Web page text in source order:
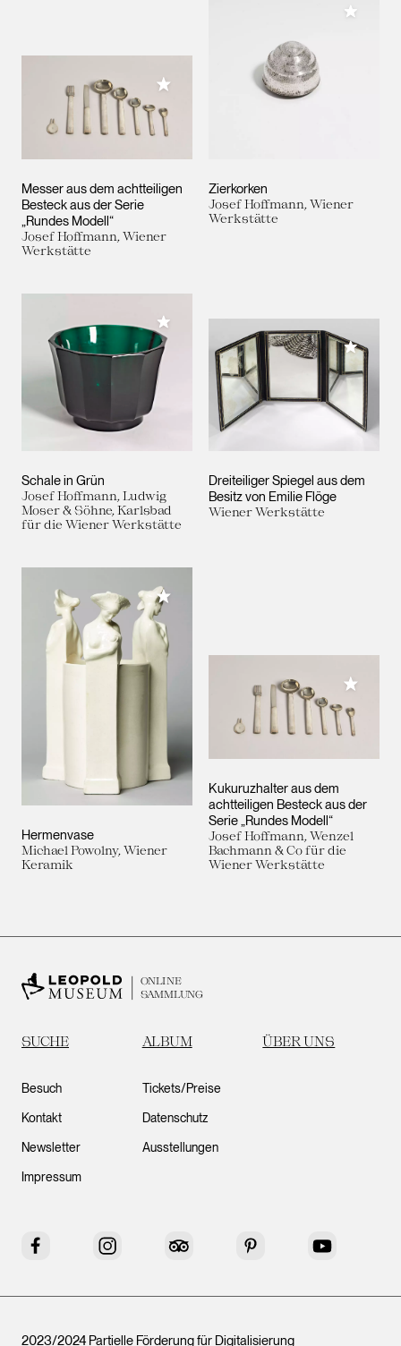
Messer aus dem achtteiligen
Besteck aus der Serie
„Rundes Modell“
Josef Hoffmann, Wiener
Werkstätte
Meiner Sammlung hinzufügen
Zierkorken
Josef Hoffmann, Wiener
Werkstätte
Meiner
Schale in Grün
Josef Hoffmann, Ludwig
Moser & Söhne, Karlsbad
für die Wiener Werkstätte
Meiner Sammlung hinzufügen
Dreiteiliger Spiegel aus dem
Besitz von Emilie Flöge
Wiener Werkstätte
Meiner
Hermenvase
Michael Powolny, Wiener
Keramik
Meiner Sammlung hinzufügen
Kukuruzhalter aus dem
achtteiligen Besteck aus der
Serie „Rundes Modell“
Josef Hoffmann, Wenzel
Bachmann & Co für die
Wiener Werkstätte
Meiner
ONLINE
SAMMLUNG
SUCHE ALBUM ÜBER UNS
Besuch
Kontakt
Newsletter
Impressum
Tickets/Preise
Datenschutz
Ausstellungen
Facebook Instagram Tripadvisor Pinterest YouTube
2023/2024 Partielle Förderung für Digitalisierung